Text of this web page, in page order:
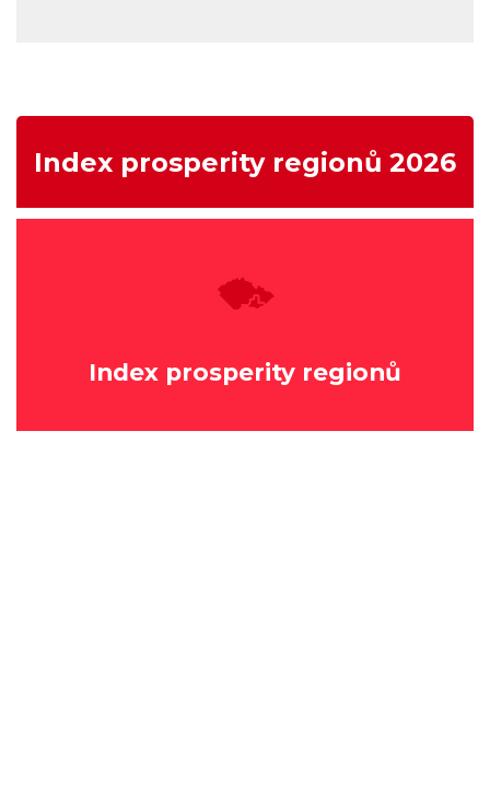
Index prosperity regionů 2026
Index prosperity regionů